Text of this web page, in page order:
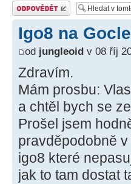
Odeslat odpověď
Igo8 na
od jungleoid v 08 říj
Zdravím.
Mám prosbu:
a chtěl bych se
Prošel jsem
pravděpodobně
igo8 které
jak to tam dostat